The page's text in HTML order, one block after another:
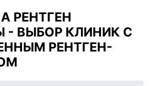
РЕНТГЕН
ВЫБОР КЛИНИК С
РЕНТГЕН-